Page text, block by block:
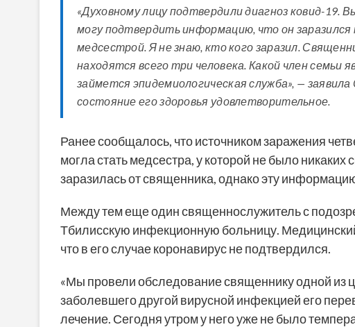
«Духовному лицу подтвердили диагноз ковид-19.
могу подтвердить информацию, что он
медсестрой. Я не знаю, кто кого заразил.
находятся всего три человека. Какой член семьи
займется эпидемиологическая служба», —
состояние его здоровья удовлетворительное.
Ранее сообщалось, что источником заражения
могла стать медсестра, у которой не было
заразилась от священника, однако эту
Между тем еще один священнослужитель с
Тбилисскую инфекционную больницу.
что в его случае коронавирус не подтвердился.
«Мы провели обследование священнику одной из
заболевшего другой вирусной инфекцией его
лечение. Сегодня утром у него уже не было